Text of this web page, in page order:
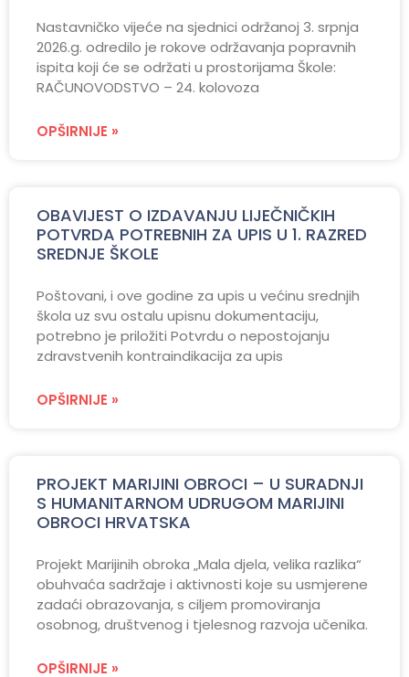
Nastavničko vijeće na sjednici održanoj 3. srpnja
2026.g. odredilo je rokove održavanja popravnih
ispita koji će se održati u prostorijama Škole:
RAČUNOVODSTVO – 24. kolovoza
OPŠIRNIJE »
OBAVIJEST O IZDAVANJU LIJEČNIČKIH
POTVRDA POTREBNIH ZA UPIS U 1. RAZRED
SREDNJE ŠKOLE
Poštovani, i ove godine za upis u većinu srednjih
škola uz svu ostalu upisnu dokumentaciju,
potrebno je priložiti Potvrdu o nepostojanju
zdravstvenih kontraindikacija za upis
OPŠIRNIJE »
PROJEKT MARIJINI OBROCI – U SURADNJI
S HUMANITARNOM UDRUGOM MARIJINI
OBROCI HRVATSKA
Projekt Marijinih obroka „Mala djela, velika razlika“
obuhvaća sadržaje i aktivnosti koje su usmjerene
zadaći obrazovanja, s ciljem promoviranja
osobnog, društvenog i tjelesnog razvoja učenika.
OPŠIRNIJE »